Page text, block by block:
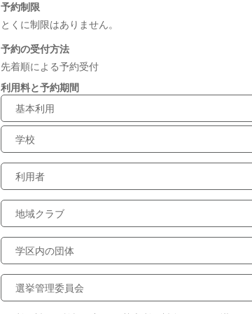
予約制限
とくに制限はありません。
予約の受付方法
先着順による予約受付
利用料と予約期間
基本利用
学校
利用者
地域クラブ
学区内の団体
選挙管理委員会